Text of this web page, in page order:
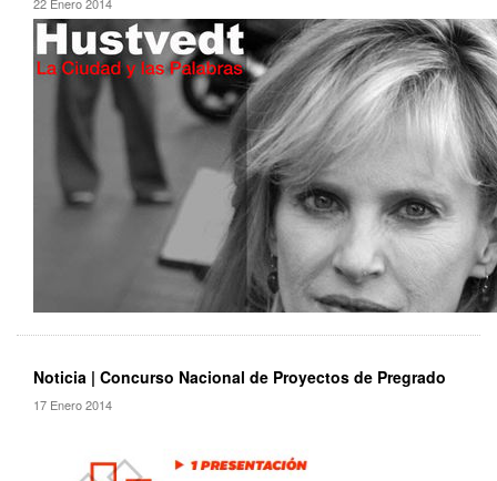
Noticia | Concurso Nacional de Proyectos de Pregrado
17 Enero 2014